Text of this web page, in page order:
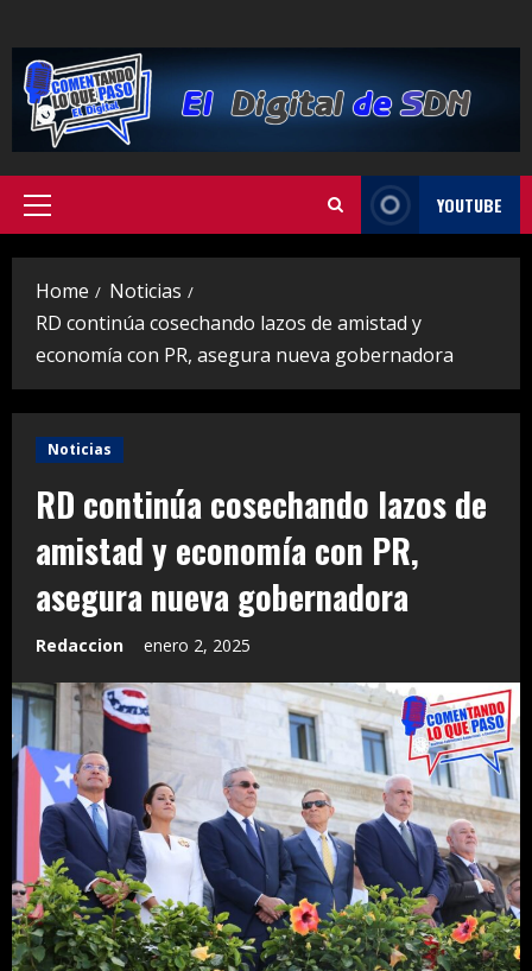
to
content
Primary
YOUTUBE
Home
Noticias
RD continúa cosechando lazos de amistad y
economía con PR, asegura nueva gobernadora
Noticias
RD continúa cosechando lazos de
amistad y economía con PR,
asegura nueva gobernadora
Redaccion enero 2, 2025